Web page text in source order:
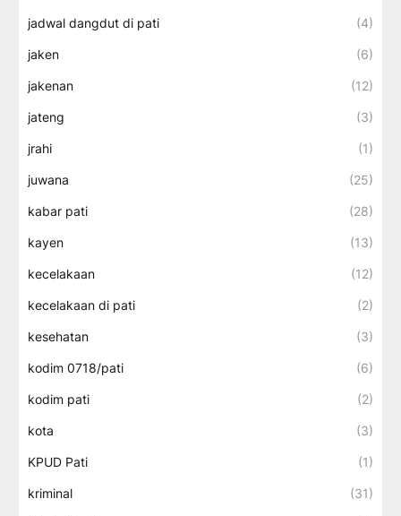
jadwal dangdut di pati (4)
jaken (6)
jakenan (12)
jateng (3)
jrahi (1)
juwana (25)
kabar pati (28)
kayen (13)
kecelakaan (12)
kecelakaan di pati (2)
kesehatan (3)
kodim 0718/pati (6)
kodim pati (2)
kota (3)
KPUD Pati (1)
kriminal (31)